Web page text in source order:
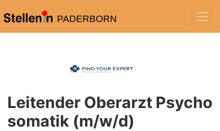
PADERBORN
Leitender Oberarzt Psycho
somatik (m/w/d)